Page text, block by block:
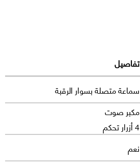
تفاصيل
سماعة متصلة بسوار الرقبة
مكبر صوت
4 أزرار تحكم
نعم